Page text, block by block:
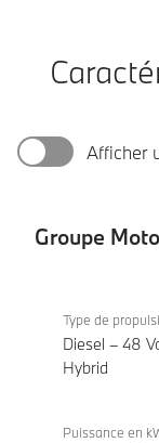
Afficher
Groupe
Motopropulseur
Total
xDrive40d
Type de
Diesel – 48
Hybrid
Puissance en